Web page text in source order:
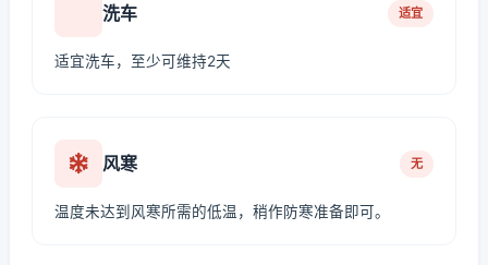
洗车 适宜
适宜洗车，至少可维持2天
风寒 无
温度未达到风寒所需的低温，稍作防寒准备即可。